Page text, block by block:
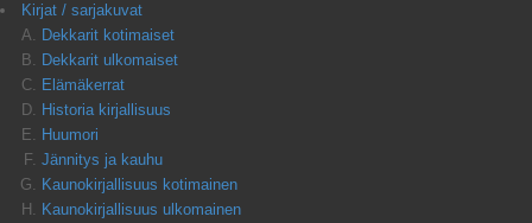
Kirjat / sarjakuvat
Dekkarit kotimaiset
Dekkarit ulkomaiset
Elämäkerrat
Historia kirjallisuus
Huumori
Jännitys ja kauhu
Kaunokirjallisuus kotimainen
Kaunokirjallisuus ulkomainen